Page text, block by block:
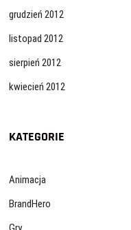
grudzień 2012
listopad 2012
sierpień 2012
kwiecień 2012
KATEGORIE
Animacja
BrandHero